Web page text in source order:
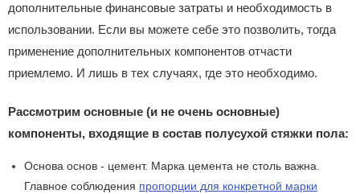
дополнительные финансовые затраты и необходимость в
использовании. Если вы можете себе это позволить, тогда
применение дополнительных компонентов отчасти
приемлемо. И лишь в тех случаях, где это необходимо.
Рассмотрим основные (и не очень основные)
компоненты, входящие в состав полусухой стяжки пола:
Основа основ - цемент. Марка цемента не столь важна.
Главное соблюдения пропорции для конкретной марки